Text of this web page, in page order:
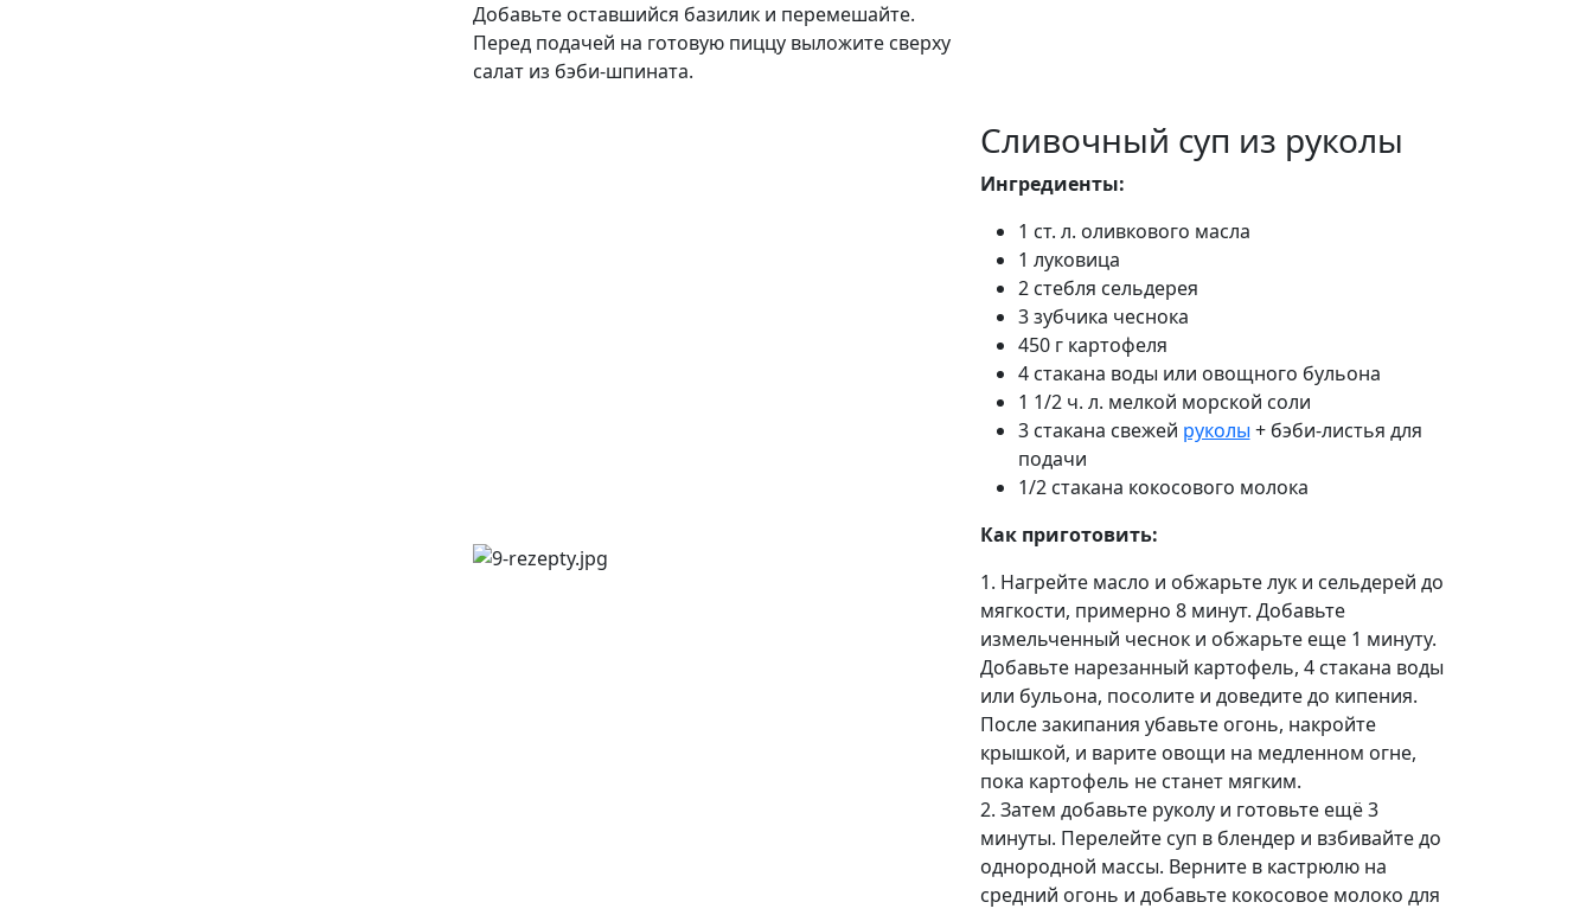
Добавьте оставшийся базилик и перемешайте.
Перед подачей на готовую пиццу выложите сверху
салат из бэби-шпината.
Сливочный суп из руколы
Ингредиенты:
1 ст. л. оливкового масла
1 луковица
2 стебля сельдерея
3 зубчика чеснока
450 г картофеля
4 стакана воды или овощного бульона
1 1/2 ч. л. мелкой морской соли
3 стакана свежей руколы + бэби-листья для
подачи
1/2 стакана кокосового молока
Как приготовить:
1. Нагрейте масло и обжарьте лук и сельдерей до
мягкости, примерно 8 минут. Добавьте
измельченный чеснок и обжарьте еще 1 минуту.
Добавьте нарезанный картофель, 4 стакана воды
или бульона, посолите и доведите до кипения.
После закипания убавьте огонь, накройте
крышкой, и варите овощи на медленном огне,
пока картофель не станет мягким.
2. Затем добавьте руколу и готовьте ещё 3
минуты. Перелейте суп в блендер и взбивайте до
однородной массы. Верните в кастрюлю на
средний огонь и добавьте кокосовое молоко для